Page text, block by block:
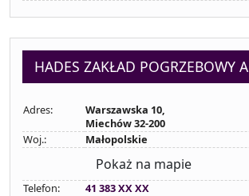
HADES ZAKŁAD POGRZEBOWY
Adres:
Warszawska 10,
Miechów 32-200
Woj.:
Małopolskie
Pokaż na mapie
Telefon: 41 383 XX XX